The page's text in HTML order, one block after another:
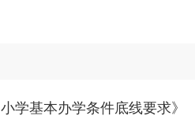
学基本办学条件底线要求》